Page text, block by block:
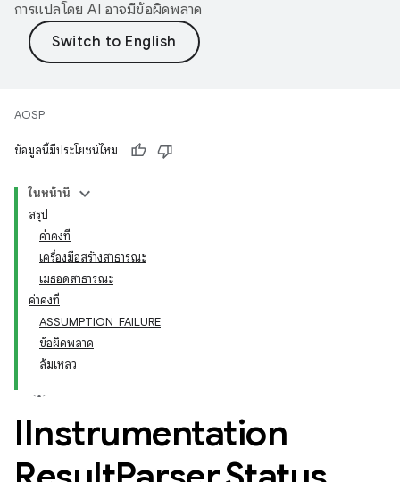
การแปลโดย AI อาจมีข้อผิดพลาด
AOSP
ข้อมูลนี้มีประโยชน์ไหม
ในหน้านี้
สรุป
ค่าคงที่
เครื่องมือสร้างสาธารณะ
เมธอดสาธารณะ
ค่าคงที่
ASSUMPTION_FAILURE
ข้อผิดพลาด
ล้มเหลว
IInstrumentation